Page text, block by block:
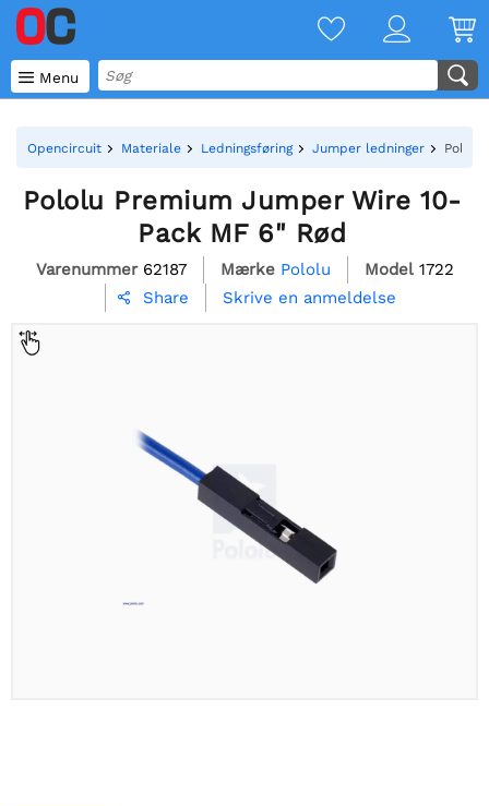
 Menu
Opencircuit Materiale Ledningsføring Jumper ledninger Pololu
Pololu Premium Jumper Wire 10-
Pack MF 6" Rød
Varenummer 62187 Mærke Pololu Model 1722
 Share Skrive en anmeldelse